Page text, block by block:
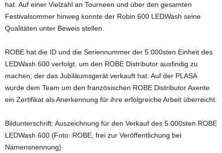
hat. Auf einer Vielzahl an Tourneen und über den gesamten
Festivalsommer hinweg konnte der Robin 600 LEDWash seine
Qualitäten unter Beweis stellen.
ROBE hat die ID und die Seriennummer der 5.000sten Einheit des
LEDWash 600 verfolgt, um den ROBE Distributor ausfindig zu
machen, der das Jubiläumsgerät verkauft hat. Auf der PLASA
wurde dem Team um den französischen ROBE Distributor Axente
ein Zertifikat als Anerkennung für ihre erfolgreiche Arbeit überreicht.
Bildunterschrift: Auszeichnung für den Verkauf des 5.000sten ROBE
LEDWash 600 (Foto: ROBE, frei zur Veröffentlichung bei
Namensnennung)